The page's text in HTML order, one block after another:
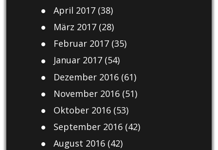
April 2017(38)
März 2017(28)
Februar 2017(35)
Januar 2017(54)
Dezember 2016(61)
November 2016(51)
Oktober 2016(53)
September 2016(42)
August 2016(42)